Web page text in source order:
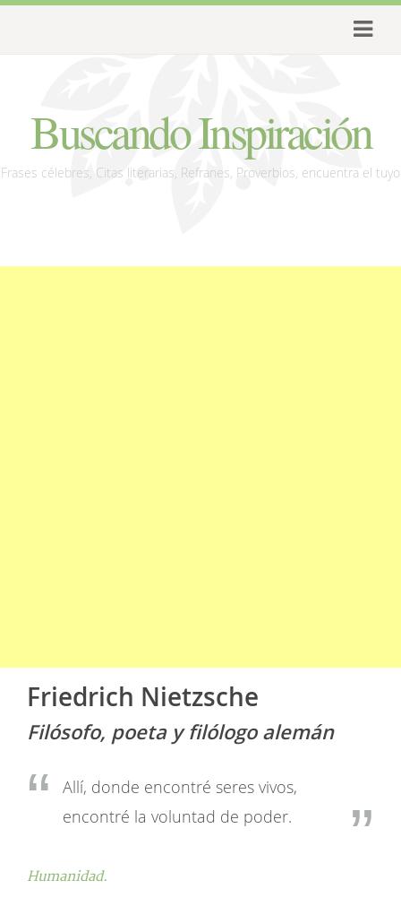
Buscando Inspiración
Frases célebres, Citas literarias, Refranes, Proverbios, encuentra el tuyo
Friedrich Nietzsche
Filósofo, poeta y filólogo alemán
Allí, donde encontré seres vivos,
encontré la voluntad de poder.
Humanidad.